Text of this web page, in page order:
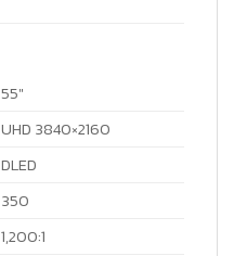
55″
UHD 3840×2160
DLED
350
1,200:1